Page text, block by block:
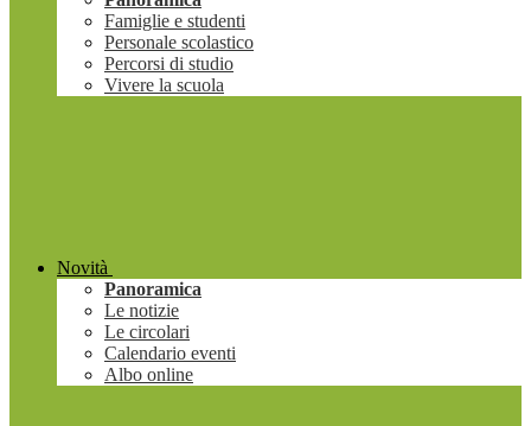
Famiglie e studenti
Personale scolastico
Percorsi di studio
Vivere la scuola
Novità
Panoramica
Le notizie
Le circolari
Calendario eventi
Albo online